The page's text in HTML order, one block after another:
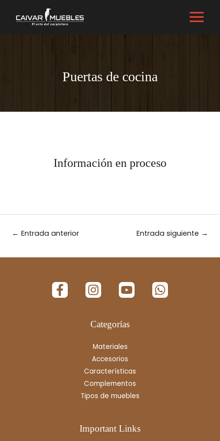
Puertas de cocina
Información en proceso
← Entrada anterior Entrada siguiente →
Categorías
Materiales
Accesorios
Características
Complementos
Tipos de muebles
Important Links